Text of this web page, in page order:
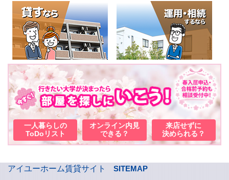
一人暮らしの
ToDoリスト
オンライン内見
できる？
来店せずに
決められる？
アイユーホーム賃貸サイト
SITEMAP